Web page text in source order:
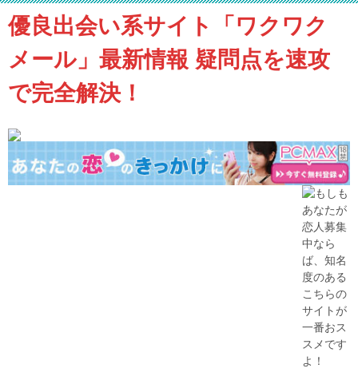
優良出会い系サイト「ワクワク
メール」最新情報 疑問点を速攻
で完全解決！